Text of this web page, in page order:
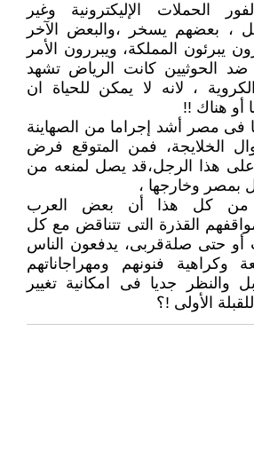
الحملات الإليكترونية وغير
، بعضهم يسخر ،والبعض الآخر
يبرئون المملكة، ويبررون الأمر
ضد الحوثيين كانت الرياض تشهد
، لانه لا يمكن للحياة ان
أو هناك !!
فى مصر أشد إجراما من الصهاينة
الخلايجة، فمن المتوقع فرض
هذا الرجل،قد يصل لمنعه من
بمصر وخارجها ،
من كل هذا أن بعض العرب
القذرة التى تتناقض مع كل
حتى صلةقربى، يدفعون الناس
وكراهية فنونهم ومهراجاناتهم
بل والنظر جديا فى امكانية تغيير
الأولى !؟